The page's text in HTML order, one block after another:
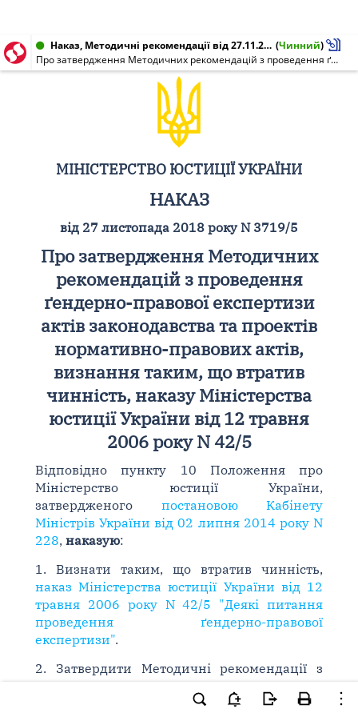
Наказ, Методичні рекомендації від 27.11.2018 № 3719/5 (Чинний)
Про затвердження Методичних рекомендацій з проведення ґендерно-правової експертизи актів законодавства та проектів нормативно-правових актів, визнання таким, що втратив чинність, наказу Міністерства юстиції України від 12 травня 2006 року N 42/5
МІНІСТЕРСТВО ЮСТИЦІЇ УКРАЇНИ
НАКАЗ
від 27 листопада 2018 року N 3719/5
Про затвердження Методичних
рекомендацій з проведення
ґендерно-правової експертизи
актів законодавства та проектів
нормативно-правових актів,
визнання таким, що втратив
чинність, наказу Міністерства
юстиції України від 12 травня
2006 року N 42/5
Відповідно пункту 10 Положення про
Міністерство юстиції України,
затвердженого постановою Кабінету
Міністрів України від 02 липня 2014 року N
228, наказую:
1. Визнати таким, що втратив чинність,
наказ Міністерства юстиції України від 12
травня 2006 року N 42/5 "Деякі питання
проведення ґендерно-правової
експертизи".
2. Затвердити Методичні рекомендації з
актів законодавства та проектів